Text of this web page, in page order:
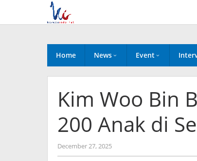
content
Home News Event
Kim Woo Bin
200 Anak di
December 27, 2025by
Kidihae